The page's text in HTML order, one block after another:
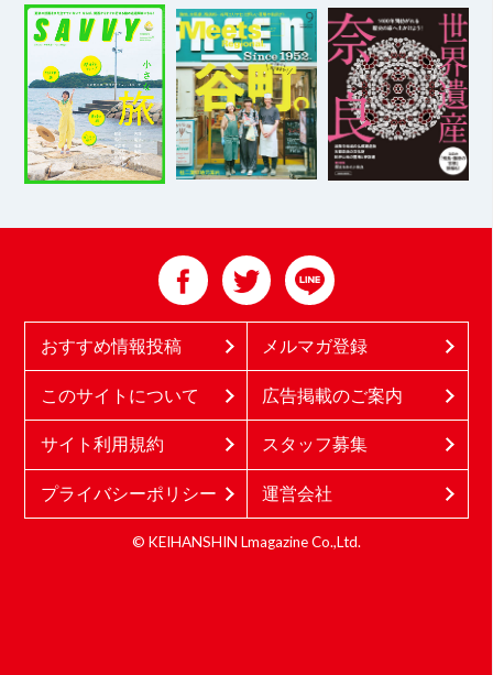
おすすめ情報投稿 メルマガ登録
このサイトについて 広告掲載のご案内
サイト利用規約 スタッフ募集
プライバシーポリシー 運営会社
© KEIHANSHIN Lmagazine Co.,Ltd.